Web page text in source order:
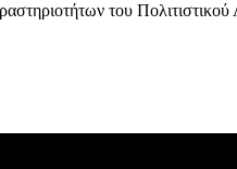
του Πολιτιστικού